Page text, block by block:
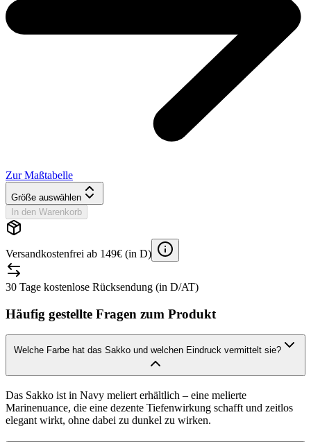
Zur Maßtabelle
Größe auswählen
In den Warenkorb
Versandkostenfrei ab 149€ (in D)
30 Tage kostenlose Rücksendung (in D/AT)
Häufig gestellte Fragen zum Produkt
Welche Farbe hat das Sakko und welchen Eindruck vermittelt sie?
Das Sakko ist in Navy meliert erhältlich – eine melierte
Marinenuance, die eine dezente Tiefenwirkung schafft und zeitlos
elegant wirkt, ohne dabei zu dunkel zu wirken.